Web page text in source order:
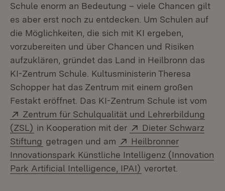
Schule enorm an Bedeutung – viele Chancen gilt
es aber erst noch zu entdecken. Um Schulen auf
die Möglichkeiten, die sich mit KI ergeben,
vorzubereiten und über Chancen und Risiken
aufzuklären, gründet das Land in Heilbronn das
KI-Zentrum Schule. Kultusministerin Theresa
Schopper hat das Zentrum mit einem großen
Festakt eröffnet. Das KI-Zentrum Schule ist vom
Extern:
Zentrum für Schulqualität und Lehrerbildung
(ZSL) (Öffnet in neuem Fenster)
in Kooperation mit der Extern:
Dieter Schwarz
Stiftung (Öffnet in neuem Fenster)
getragen und am Extern:
Heilbronner
Innovationspark Künstliche Intelligenz (Innovation
Park Artificial Intelligence, IPAI) (Öffnet in neuem
verortet.